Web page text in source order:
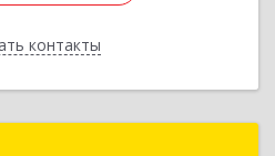
контакты
Назад